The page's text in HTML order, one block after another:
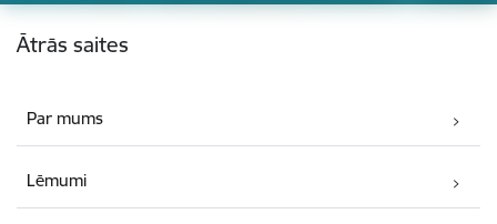
Kājene
Ātrās saites
Par mums
Lēmumi